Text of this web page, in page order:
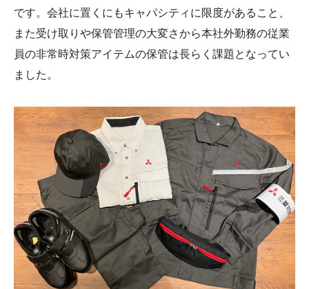
です。会社に置くにもキャパシティに限度があること、
また受け取りや保管管理の大変さから本社外勤務の従業
員の非常時対策アイテムの保管は長らく課題となってい
ました。